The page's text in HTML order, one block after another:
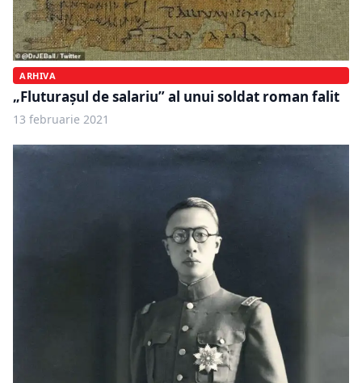
ARHIVA
„Fluturașul de salariu” al unui soldat roman falit
13 februarie 2021